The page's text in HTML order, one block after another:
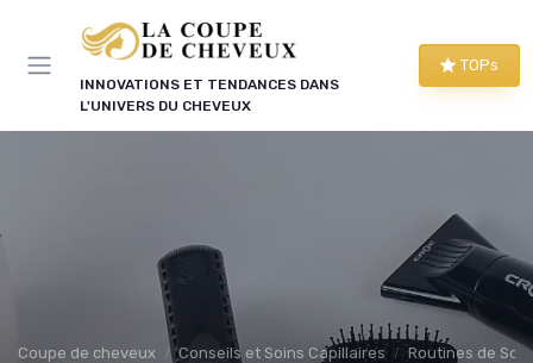
INNOVATIONS ET TENDANCES DANS
L'UNIVERS DU CHEVEUX
TOPs
Coupe de cheveux Conseils et Soins Capillaires Routines de